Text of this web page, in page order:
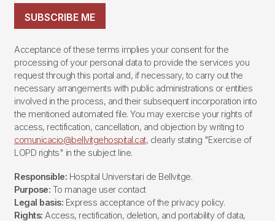
SUBSCRIBE ME
Acceptance of these terms implies your consent for the
processing of your personal data to provide the services you
request through this portal and, if necessary, to carry out the
necessary arrangements with public administrations or entities
involved in the process, and their subsequent incorporation into
the mentioned automated file. You may exercise your rights of
access, rectification, cancellation, and objection by writing to
comunicacio@bellvitgehospital.cat, clearly stating "Exercise of
LOPD rights" in the subject line.
Responsible: Hospital Universitari de Bellvitge.
Purpose: To manage user contact
Legal basis: Express acceptance of the privacy policy.
Rights: Access, rectification, deletion, and portability of data,